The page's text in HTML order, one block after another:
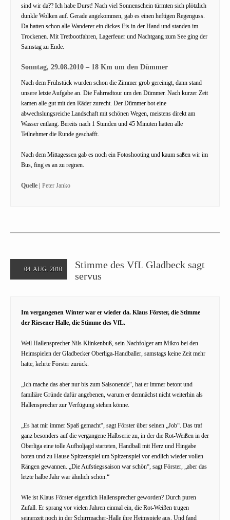
sind wir da?? Ich habe Durst! Nach viel Sonnenschein türmten sich plötzlich
dunkle Wolken auf. Gerade angekommen, gab es einen heftigen Regenguss.
Da hatten schon alle Wanderer ein dickes Eis in der Hand und standen im
Trockenen. Mit Tretbootfahren, Lagerfeuer und Nachtgang zum See ging der
Samstag zu Ende.
Sonntag, 29.08.2010 – 18 Km um den Dümmer
Nach dem Frühstück wurden schon die Zimmer grob gereinigt, dann stand
unsere letzte Aufgabe an. Die Fahrradtour um den Dümmer. Nach kurzer Zeit
kamen alle gut mit den Räder zurecht. Der Dümmer bot eine
abwechslungsreiche Landschaft mit schönen Wegen, meistens direkt am
Wasser entlang. Bereits nach 1 Stunden und 45 Minuten hatten alle
Teilnehmer die Runde geschafft.
Nach dem Mittagessen gab es noch ein Fotoshooting und kaum saßen wir im
Bus, fing es an zu regnen.
Quelle | Peter Janko
04. AUG. 2010
Stimme des VfL Gladbeck sagt
servus
Im vergangenen Winter war er wieder da. Klaus Förster, die Stimme
der Riesener Halle, die Stimme des VfL.
Weil Hallensprecher Nils Klinkenbuß, sein Nachfolger am Mikro bei den
Heimspielen der Gladbecker Oberliga-Handballer, samstags keine Zeit mehr
hatte, kehrte Förster zurück.
„Ich mache das aber nur bis zum Saisonende“, hat er immer betont und
familiäre Gründe dafür angebenen, warum er demnächst nicht weiterhin als
Hallensprecher zur Verfügung stehen könne.
„Es hat mir immer Spaß gemacht“, sagt Förster über seinen „Job“. Das traf
ganz besonders auf die vergangene Halbserie zu, in der die Rot-Weißen in der
Oberliga eine tolle Aufholjagd starteten, Handball mit Herz und Hingabe
boten und zu Hause Spitzenspiel um Spitzenspiel vor endlich wieder vollen
Rängen gewannen. „Die Aufstiegssaison war schön“, sagt Förster, „aber das
letzte halbe Jahr war ähnlich schön.“
Wie ist Klaus Förster eigentlich Hallensprecher geworden? Durch puren
Zufall. Er sprang vor vielen Jahren einmal ein, die Rot-Weißen trugen
seinerzeit noch in der Schirrmacher-Halle ihre Heimspiele aus. Und fand